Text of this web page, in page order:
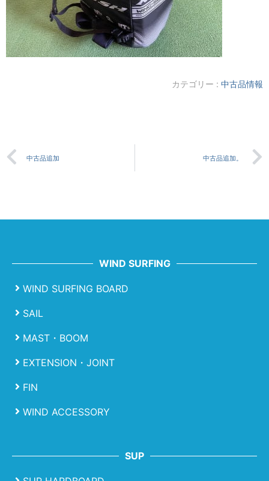
カテゴリー : 中古品情報
中古品追加 中古品追加。
WIND SURFING
WIND SURFING BOARD
SAIL
MAST・BOOM
EXTENSION・JOINT
FIN
WIND ACCESSORY
SUP